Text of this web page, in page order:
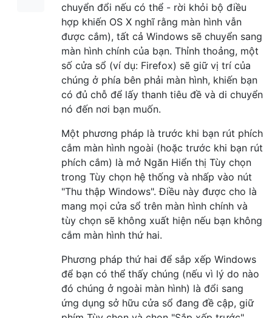
chuyển đổi nếu có thể - rời khỏi bộ điều
hợp khiến OS X nghĩ rằng màn hình vẫn
được cắm), tất cả Windows sẽ chuyển sang
màn hình chính của bạn. Thỉnh thoảng, một
số cửa sổ (ví dụ: Firefox) sẽ giữ vị trí của
chúng ở phía bên phải màn hình, khiến bạn
có đủ chỗ để lấy thanh tiêu đề và di chuyển
nó đến nơi bạn muốn.
Một phương pháp là trước khi bạn rút phích
cắm màn hình ngoài (hoặc trước khi bạn rút
phích cắm) là mở Ngăn Hiển thị Tùy chọn
trong Tùy chọn hệ thống và nhấp vào nút
"Thu thập Windows". Điều này được cho là
mang mọi cửa sổ trên màn hình chính và
tùy chọn sẽ không xuất hiện nếu bạn không
cắm màn hình thứ hai.
Phương pháp thứ hai để sắp xếp Windows
để bạn có thể thấy chúng (nếu vì lý do nào
đó chúng ở ngoài màn hình) là đổi sang
ứng dụng sở hữu cửa sổ đang đề cập, giữ